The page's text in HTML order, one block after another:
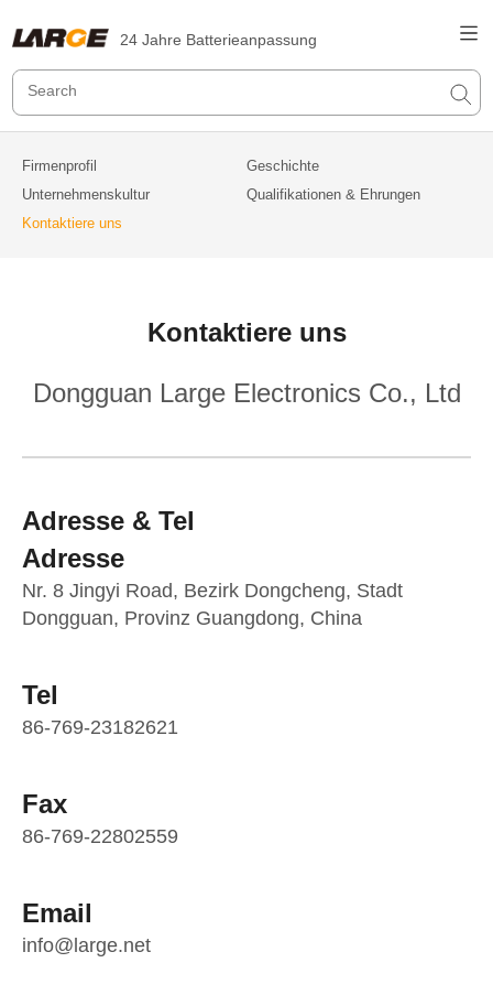
24 Jahre Batterieanpassung
Firmenprofil
Geschichte
Unternehmenskultur
Qualifikationen & Ehrungen
Kontaktiere uns
Kontaktiere uns
Dongguan Large Electronics Co., Ltd
Adresse & Tel
Adresse
Nr. 8 Jingyi Road, Bezirk Dongcheng, Stadt
Dongguan, Provinz Guangdong, China
Tel
86-769-23182621
Fax
86-769-22802559
Email
info@large.net